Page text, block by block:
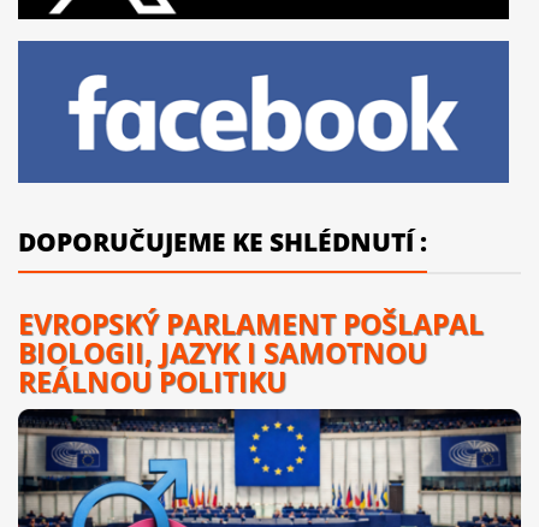
DOPORUČUJEME KE SHLÉDNUTÍ :
EVROPSKÝ PARLAMENT POŠLAPAL
BIOLOGII, JAZYK I SAMOTNOU
REÁLNOU POLITIKU